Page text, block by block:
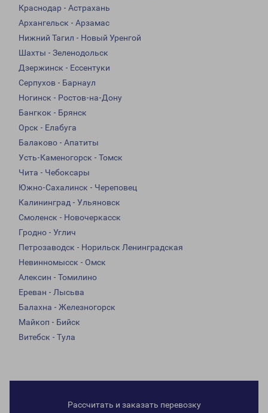
Краснодар - Астрахань
Архангельск - Арзамас
Нижний Тагил - Новый Уренгой
Шахты - Зеленодольск
Дзержинск - Ессентуки
Серпухов - Барнаул
Ногинск - Ростов-на-Дону
Бангкок - Брянск
Орск - Елабуга
Балаково - Апатиты
Усть-Каменогорск - Томск
Чита - Чебоксары
Южно-Сахалинск - Череповец
Калининград - Ульяновск
Смоленск - Новочеркасск
Гродно - Углич
Петрозаводск - Норильск Ленинградская
Невинномысск - Омск
Алексин - Томилино
Ереван - Лысьва
Балахна - Железногорск
Майкоп - Бийск
Витебск - Тула
Рассчитать и заказать перевозку